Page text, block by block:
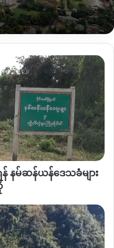
မှာ ပိုများလာတယ်လို့
ြစ်လို့လဲဆိုရင် တစ်သျှူး
ထွက်ရော ကားအဝင်အထွက်
ဒီရောဂါပိုးနဲ့ပတ်သက်ပြီး
သေးတယ်။ သံသယလူနာ
း။” ဟု လူဝင်ကြီးကြပ်
ော်ဝင်း ဆိုသည်။
ရင်းများအရ လွယ်ဂျယ်
အထွက် ၃၃၀၀ ကျော် ၊
ကံပိုက်တီ နယ်စပ်ဂိတ် တရုတ်
၀ကျော် ပြန်လည်ထွက်ခွာသူ
ထွက်ခွာသူ ဦးရေ ၇၀၀၀
နမ်ဆန်ယန်ဒေသခံများ